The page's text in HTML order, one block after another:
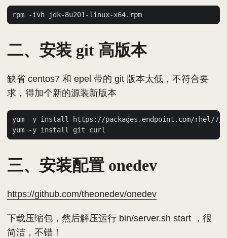
二、安装 git 高版本
缺省 centos7 和 epel 带的 git 版本太低，不符合要
求，得加个新的源装新版本
三、安装配置 onedev
https://github.com/theonedev/onedev
下载压缩包，然后解压运行 bin/server.sh start ，很
简洁，不错！